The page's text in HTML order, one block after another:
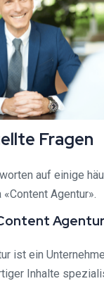
Fragen
auf einige
Agentur».
ist ein
Inhalte